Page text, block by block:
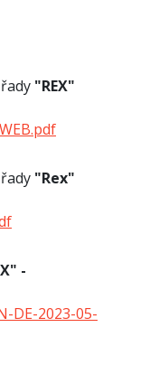
"REX"
"Rex"
-
DE-2023-05-